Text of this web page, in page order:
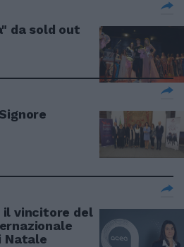
da sold out
il vincitore del
Natale